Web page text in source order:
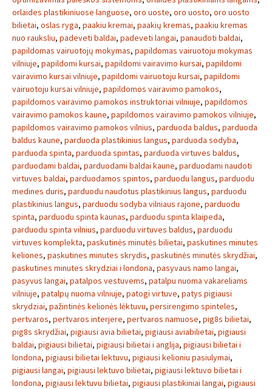
orlaides plastikiniuose languose, oro uoste, oro uosto, oro uosto
bilietai, oslas ryga, paakiu kremai, paakių kremas, paakiu kremas
nuo rauksliu, padeveti baldai, padeveti langai, panaudoti baldai,
papildomas vairuotojų mokymas, papildomas vairuotoju mokymas
vilniuje, papildomi kursai, papildomi vairavimo kursai, papildomi
vairavimo kursai vilniuje, papildomi vairuotoju kursai, papildomi
vairuotoju kursai vilniuje, papildomos vairavimo pamokos,
papildomos vairavimo pamokos instruktoriai vilniuje, papildomos
vairavimo pamokos kaune, papildomos vairavimo pamokos vilniuje,
papildomos vairavimo pamokos vilnius, parduoda baldus, parduoda
baldus kaune, parduoda plastikinius langus, parduoda sodyba,
parduoda spinta, parduoda spintas, parduoda virtuves baldus,
parduodami baldai, parduodami baldai kaune, parduodami naudoti
virtuves baldai, parduodamos spintos, parduodu langus, parduodu
medines duris, parduodu naudotus plastikinius langus, parduodu
plastikinius langus, parduodu sodyba vilniaus rajone, parduodu
spinta, parduodu spinta kaunas, parduodu spinta klaipeda,
parduodu spinta vilnius, parduodu virtuves baldus, parduodu
virtuves komplekta, paskutinės minutės bilietai, paskutines minutes
keliones, paskutines minutes skrydis, paskutinės minutės skrydžiai,
paskutines minutes skrydziai i londona, pasyvaus namo langai,
pasyvus langai, patalpos vestuvems, patalpu nuoma vakareliams
vilniuje, patalpų nuoma vilniuje, patogi virtuve, patys pigiausi
skrydziai, pažintinės kelionės lėktuvu, persirengimo spinteles,
pertvaros, pertvaros interjere, pertvaros namuose, pig8s bilietai,
pig8s skrydžiai, pigiausi avia bilietai, pigiausi aviabilietai, pigiausi
baldai, pigiausi bilietai, pigiausi bilietai i anglija, pigiausi bilietai i
londona, pigiausi bilietai lektuvu, pigiausi kelioniu pasiulymai,
pigiausi langai, pigiausi lektuvo bilietai, pigiausi lektuvo bilietai i
londona, pigiausi lektuvu bilietai, pigiausi plastikiniai langai, pigiausi